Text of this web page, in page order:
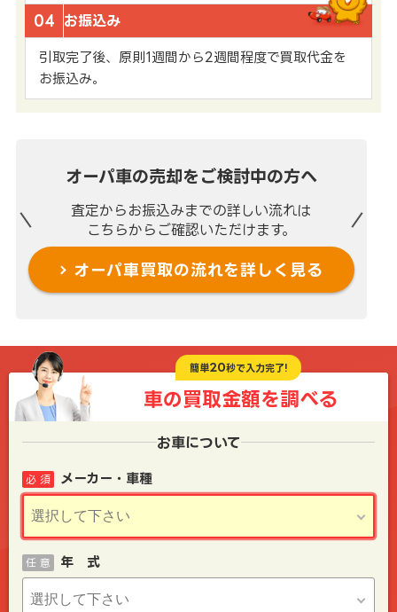
04 お振込み
引取完了後、原則1週間から2週間程度で買取代金を
お振込み。
オーパ車の売却を ご検討中の方へ
査定からお振込みまでの詳しい流れは
こちらからご確認いただけます。
オーパ車買取の流れを詳しく見る
簡単20秒で入力完了!
車の買取金額を調べる
お車について
メーカー・車種
必 須
年 式
任 意